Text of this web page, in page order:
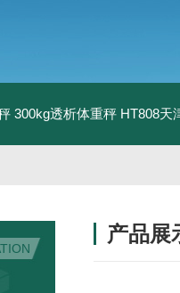
300kg透析体重秤 HT808天
产品展